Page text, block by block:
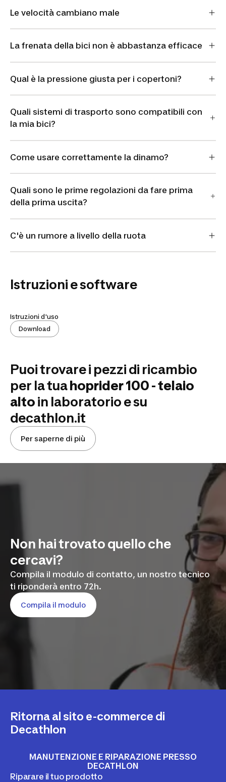
Le velocità cambiano male
La frenata della bici non è abbastanza efficace
Qual è la pressione giusta per i copertoni?
Quali sistemi di trasporto sono compatibili con
la mia bici?
Come usare correttamente la dinamo?
Quali sono le prime regolazioni da fare prima
della prima uscita?
C'è un rumore a livello della ruota
Istruzioni e software
Istruzioni d'uso
Download
Puoi trovare i pezzi di ricambio
per la tuahoprider 100 - telaio
altoin laboratorioe su
decathlon.it
Per saperne di più
Non hai trovato quello che
cercavi?
Compila il modulo di contatto, un nostro tecnico
ti riponderà entro 72h.
Compila il modulo
Ritorna al sito e-commerce di
Decathlon
MANUTENZIONE E RIPARAZIONE PRESSO
DECATHLON
Riparare il tuo prodotto